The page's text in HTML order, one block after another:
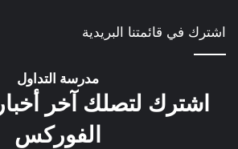
اشترك في قائمتنا البريدية
مدرسة التداول
اشترك لتصلك آخر
الفوركس